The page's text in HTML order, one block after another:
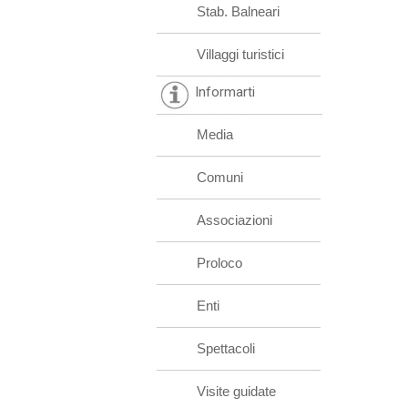
Stab. Balneari
Villaggi turistici
Informarti
Media
Comuni
Associazioni
Proloco
Enti
Spettacoli
Visite guidate